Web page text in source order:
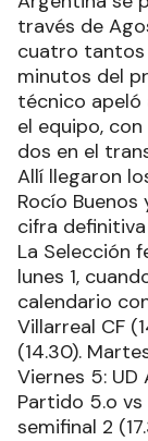
través de
cuatro tantos
minutos del
técnico
el equipo,
dos en el
Allí llegaron
Rocío Buenos
cifra
La Selección
lunes 1,
calendario
Villarreal CF
(14.30).
Viernes 5: UD
Partido 5.o vs
semifinal 2